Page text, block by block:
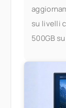
su livelli
500GB
— senza